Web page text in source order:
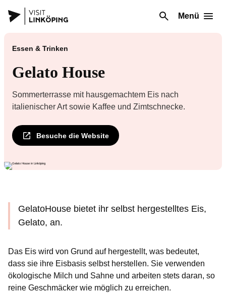
Menü
Essen & Trinken
Gelato House
Sommerterrasse mit hausgemachtem Eis nach
italienischer Art sowie Kaffee und Zimtschnecke.
Besuche die Website
GelatoHouse bietet ihr selbst hergestelltes Eis,
Gelato, an.
Das Eis wird von Grund auf hergestellt, was bedeutet,
dass sie ihre Eisbasis selbst herstellen. Sie verwenden
ökologische Milch und Sahne und arbeiten stets daran, so
reine Geschmäcker wie möglich zu erreichen.